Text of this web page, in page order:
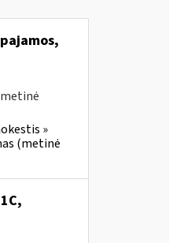
»
(metinė